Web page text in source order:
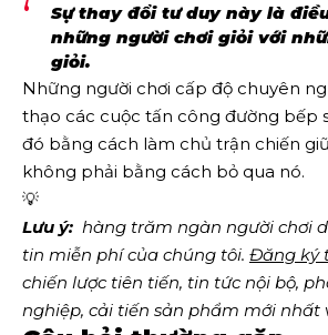
Sự thay đổi tư duy này là
những người chơi giỏi với
giỏi.
Những người chơi cấp độ chuyên
thạo các cuộc tấn công đường bếp
đó bằng cách làm chủ trận chiến
không phải bằng cách bỏ qua nó.
💡
Lưu ý:
hàng trăm ngàn người chơi
tin miễn phí của chúng tôi. Đăng ký
chiến lược tiên tiến, tin tức nội bộ,
nghiệp, cải tiến sản phẩm mới nhất